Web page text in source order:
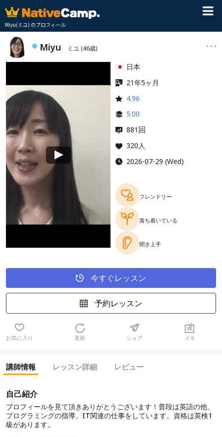
Miyu(ミユ) のプロフィール
Miyu ミユ(46歳)
日本
21年5ヶ月
4.96
5.00
881 回
320人
2026-07-29 (Wed)
フレンドリー
落ち着いている
聞き上手
今すぐレッスン
予約レッスン
お気に入り 更新 シェア メモ
講師情報 レッスン詳細 レビュー
自己紹介
プロフィールを見て頂きありがとうございます！普段は英語の他、
プログラミングの指導、IT関連の仕事をしています。資格は英検1
級があります。